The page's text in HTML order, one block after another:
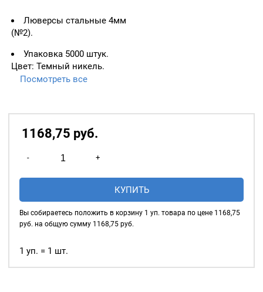
Люверсы стальные 4мм
(№2).
Упаковка 5000 штук.
Цвет: Темный никель.
ВАЖНО:
ПО ВНУТРЕННЕМУ
люверсов
— укрепление
продеваются верёвки,
шнуры, тесьма, тросы и т.
используются для
Сфера применения
люверсов очень обширная:
Посмотреть все
1168,75 руб.
-
товара
Люверсы
уп.
шт,
+
КУПИТЬ
Вы собираетесь положить в корзину 1 уп. товара по цене 1168,75
руб. на общую сумму 1168,75руб.
1 уп. = 1 шт.